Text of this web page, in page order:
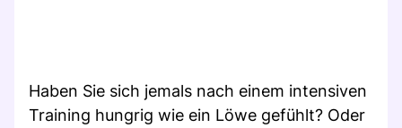
Haben Sie sich jemals nach einem intensiven
Training hungrig wie ein Löwe gefühlt? Oder